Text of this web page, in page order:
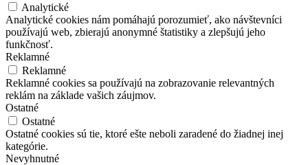
Analytické
Analytické cookies nám pomáhajú porozumieť, ako návštevníci
používajú web, zbierajú anonymné štatistiky a zlepšujú jeho
funkčnosť.
Reklamné
Reklamné
Reklamné cookies sa používajú na zobrazovanie relevantných
reklám na základe vašich záujmov.
Ostatné
Ostatné
Ostatné cookies sú tie, ktoré ešte neboli zaradené do žiadnej inej
kategórie.
Nevyhnutné